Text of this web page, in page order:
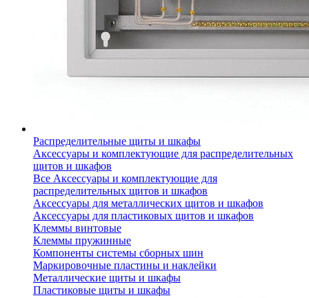
Распределительные щиты и шкафы
Аксессуары и комплектующие для распределительных
щитов и шкафов
Все Аксессуары и комплектующие для
распределительных щитов и шкафов
Аксессуары для металлических щитов и шкафов
Аксессуары для пластиковых щитов и шкафов
Клеммы винтовые
Клеммы пружинные
Компоненты системы сборных шин
Маркировочные пластины и наклейки
Металлические щиты и шкафы
Пластиковые щиты и шкафы